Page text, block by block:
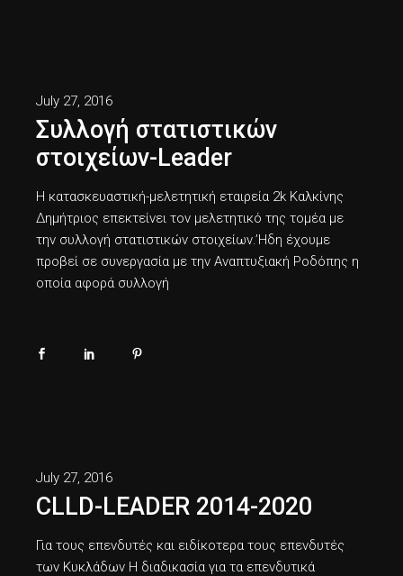
July 27, 2016
Συλλογή στατιστικών
στοιχείων-Leader
Η κατασκευαστική-μελετητική εταιρεία 2k Καλκίνης
Δημήτριος επεκτείνει τον μελετητικό της τομέα με
την συλλογή στατιστικών στοιχείων.’Hδη έχουμε
προβεί σε συνεργασία με την Αναπτυξιακή Ροδόπης η
οποία αφορά συλλογή
July 27, 2016
CLLD-LEADER 2014-2020
Για τους επενδυτές και ειδίκοτερα τους επενδυτές
των Κυκλάδων Η διαδικασία για τα επενδυτικά